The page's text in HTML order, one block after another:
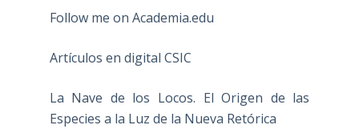
Follow me on Academia.edu
Artículos en digital CSIC
La Nave de los Locos. El Origen de las
Especies a la Luz de la Nueva Retórica